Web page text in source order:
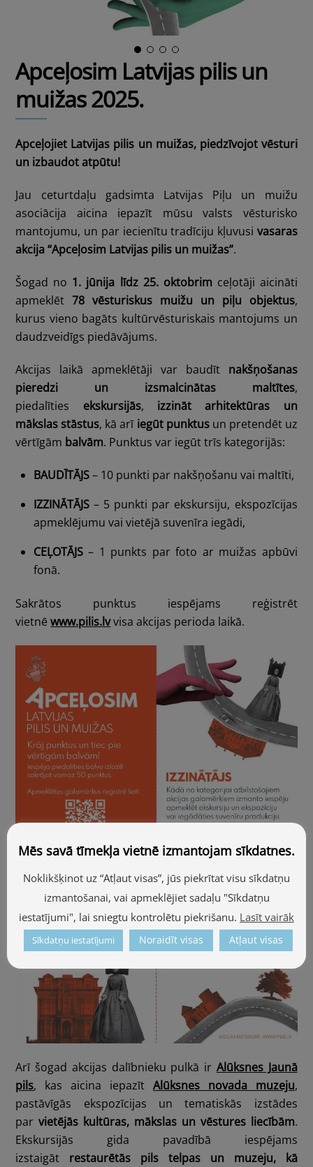
Apceļosim Latvijas pilis un
muižas 2025.
Apceļojiet Latvijas pilis un muižas, piedzīvojot vēsturi
un izbaudot atpūtu!
Jau ceturtdaļu gadsimta Latvijas Piļu un muižu
asociācija aicina iepazīt mūsu valsts vēsturisko
mantojumu, un par iecienītu tradīciju kļuvusi vasaras
akcija “Apceļosim Latvijas pilis un muižas”.
Šogad no 1. jūnija līdz 25. oktobrim ceļotāji aicināti
apmeklēt78 vēsturiskus muižu un piļu objektus,
kurus vieno bagāts kultūrvēsturiskais mantojums un
daudzveidīgs piedāvājums.
Akcijas laikā apmeklētāji var baudīt nakšņošanas
pieredzi un izsmalcinātas maltītes,
piedalīties ekskursijās, izzināt arhitektūras un
mākslas stāstus, kā arī iegūt punktusun pretendēt uz
vērtīgām balvām. Punktus var iegūt trīs kategorijās:
BAUDĪTĀJS– 10 punkti par nakšņošanu vai maltīti,
IZZINĀTĀJS – 5 punkti par ekskursiju, ekspozīcijas
apmeklējumu vai vietējā suvenīra iegādi,
CEĻOTĀJS – 1 punkts par foto ar muižas apbūvi
fonā.
Sakrātos punktus iespējams reģistrēt
vietnēwww.pilis.lvvisa akcijas perioda laikā.
Arī šogad akcijas dalībnieku pulkā ir Alūksnes Jaunā
pils, kas aicina iepazīt Alūksnes novada muzeju,
pastāvīgās ekspozīcijas un tematiskās izstādes
parvietējās kultūras, mākslas un vēstures liecībām.
Ekskursijās gida pavadībā iespējams
izstaigāt restaurētās pils telpas un muzeju, kā
Mēs savā tīmekļa vietnē izmantojam sīkdatnes.
Noklikšķinot uz “Atļaut visas”, jūs piekrītat visu sīkdatņu
izmantošanai, vai apmeklējiet sadaļu "Sīkdatņu
iestatījumi", lai sniegtu kontrolētu piekrišanu. Lasīt vairāk
Sīkdatņu iestatījumi Noraidīt visas Atļaut visas